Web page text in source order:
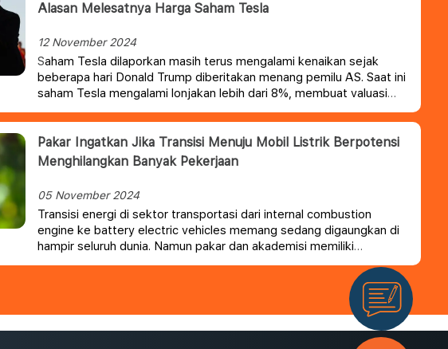
Alasan Melesatnya Harga Saham Tesla
12 November 2024
Saham Tesla dilaporkan masih terus mengalami kenaikan sejak
beberapa hari Donald Trump diberitakan menang pemilu AS. Saat ini
saham Tesla mengalami lonjakan lebih dari 8%, membuat valuasi
perusahaan Elon Musk tersebut bernilai lebih dari $ 1 Triliun
Pakar Ingatkan Jika Transisi Menuju Mobil Listrik Berpotensi
Menghilangkan Banyak Pekerjaan
05 November 2024
Transisi energi di sektor transportasi dari internal combustion
engine ke battery electric vehicles memang sedang digaungkan di
hampir seluruh dunia. Namun pakar dan akademisi memiliki
pandangkan untuk tetap waspada agar transisi ini tidak
menimbulkan masalah baru, terutama hilangnya pekerjaan di